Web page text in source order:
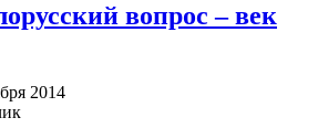
вопрос – век
2014